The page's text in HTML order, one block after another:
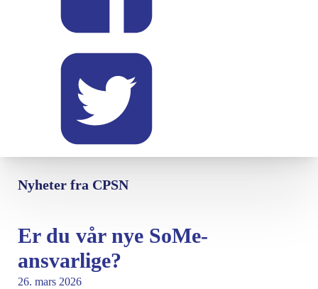
Nyheter fra CPSN
Er du vår nye SoMe-
ansvarlige?
26. mars 2026